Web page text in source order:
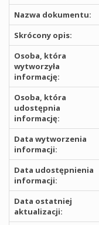
Nazwa dokumentu:
Skrócony opis:
Osoba, która
wytworzyła
informację:
Osoba, która
udostępnia
informację:
Data wytworzenia
informacji:
Data udostępnienia
informacji:
Data ostatniej
aktualizacji: